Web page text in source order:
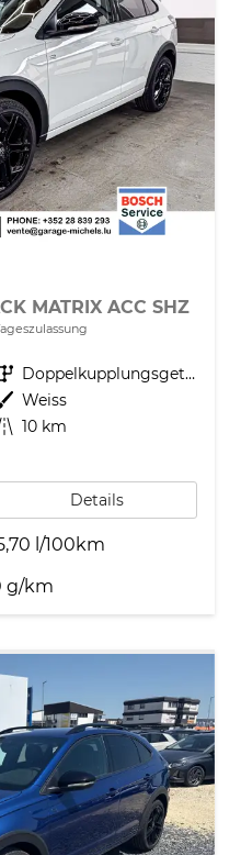
MATRIX ACC SHZ
Getriebe
Doppelkupplungsgetriebe (DSG)
Außenfarbe Weiss
Kilometerstand 10 km
Details
l/100km
g/km